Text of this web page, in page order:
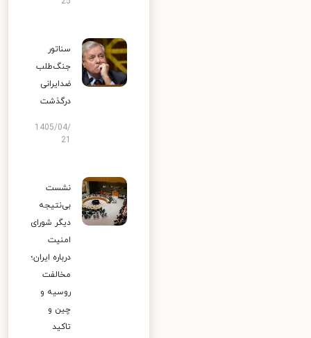
سناتور
جنگ‌طلب
ضدایرانی
درگذشت
1405/04/
نشست
بی‌نتیجه
دیگر شورای
امنیت
درباره ایران؛
مخالفت
روسیه و
چین و
تاکید